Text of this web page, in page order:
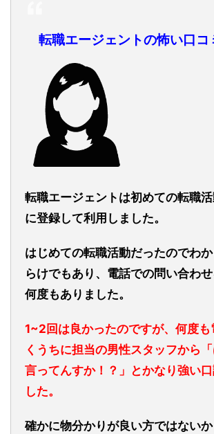
転職エージェントの怖い口コ
転職エージェントは初めての転職
に登録して利用しました。
はじめての転職活動だったのでわ
らけでもあり、電話での問い合わ
何度もありました。
1~2回は良かったのですが、何度も
くうちに担当の男性スタッフから
言ってんすか！？」とかなり強い
した。
確かに物分かりが良い方ではない